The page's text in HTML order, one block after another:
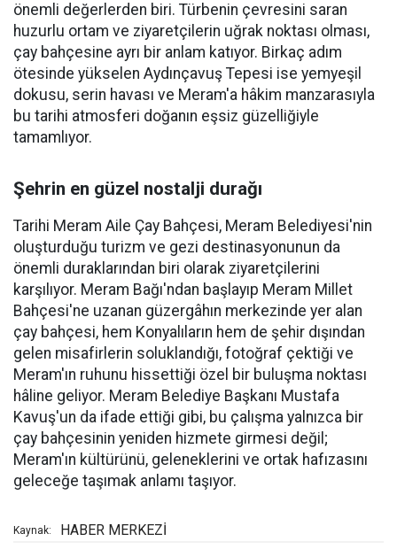
önemli değerlerden biri. Türbenin çevresini saran
huzurlu ortam ve ziyaretçilerin uğrak noktası olması,
çay bahçesine ayrı bir anlam katıyor. Birkaç adım
ötesinde yükselen Aydınçavuş Tepesi ise yemyeşil
dokusu, serin havası ve Meram'a hâkim manzarasıyla
bu tarihi atmosferi doğanın eşsiz güzelliğiyle
tamamlıyor.
Şehrin en güzel nostalji durağı
Tarihi Meram Aile Çay Bahçesi, Meram Belediyesi'nin
oluşturduğu turizm ve gezi destinasyonunun da
önemli duraklarından biri olarak ziyaretçilerini
karşılıyor. Meram Bağı'ndan başlayıp Meram Millet
Bahçesi'ne uzanan güzergâhın merkezinde yer alan
çay bahçesi, hem Konyalıların hem de şehir dışından
gelen misafirlerin soluklandığı, fotoğraf çektiği ve
Meram'ın ruhunu hissettiği özel bir buluşma noktası
hâline geliyor. Meram Belediye Başkanı Mustafa
Kavuş'un da ifade ettiği gibi, bu çalışma yalnızca bir
çay bahçesinin yeniden hizmete girmesi değil;
Meram'ın kültürünü, geleneklerini ve ortak hafızasını
geleceğe taşımak anlamı taşıyor.
Kaynak: HABER MERKEZİ